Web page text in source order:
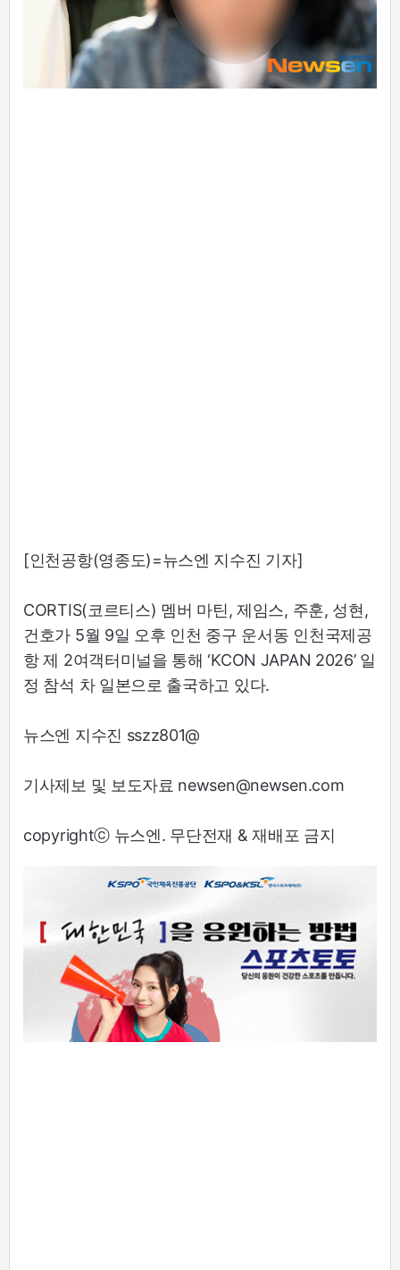
[인천공항(영종도)=뉴스엔 지수진 기자]
CORTIS(코르티스) 멤버 마틴, 제임스, 주훈, 성현,
건호가 5월 9일 오후 인천 중구 운서동 인천국제공
항 제 2여객터미널을 통해 ‘KCON JAPAN 2026’ 일
정 참석 차 일본으로 출국하고 있다.
뉴스엔 지수진 sszz801@
기사제보 및 보도자료 newsen@newsen.com
copyrightⓒ 뉴스엔. 무단전재 & 재배포 금지